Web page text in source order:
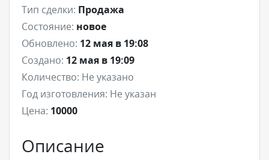
Тип сделки: Продажа
Состояние: новое
Обновлено: 12 мая в 19:08
Создано: 12 мая в 19:09
Количество: Не указано
Год изготовления: Не указан
Цена: 10000
Описание